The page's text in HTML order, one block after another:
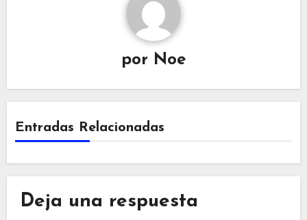
por Noe
Entradas Relacionadas
Deja una respuesta